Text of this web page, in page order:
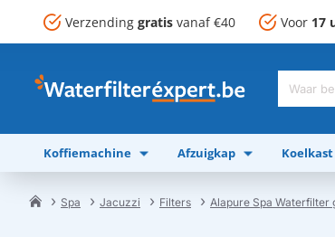
Verzending gratis vanaf €40 Voor 17
Waar
je
naar
op
Koffiemachine Afzuigkap Koelkast
Spa Jacuzzi Filters Alapure Spa